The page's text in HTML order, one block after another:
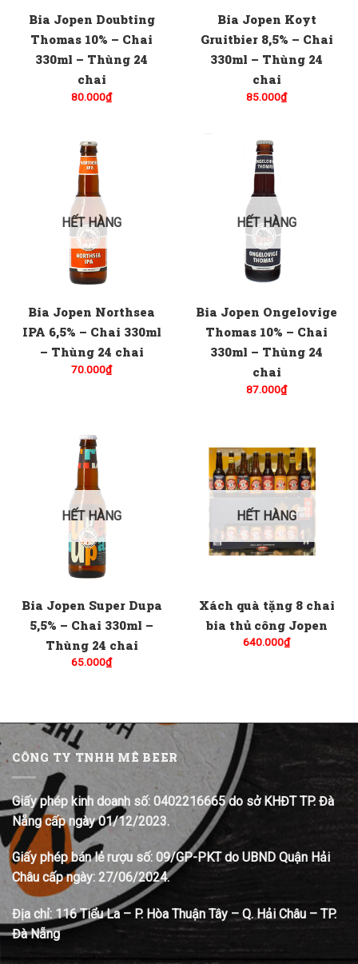
Bia Jopen Doubting
Thomas 10% – Chai
330ml – Thùng 24
chai
80.000₫
Bia Jopen Koyt
Gruitbier 8,5% – Chai
330ml – Thùng 24
chai
85.000₫
HẾT HÀNG
Bia Jopen Northsea
IPA 6,5% – Chai 330ml
– Thùng 24 chai
70.000₫
HẾT HÀNG
Bia Jopen Ongelovige
Thomas 10% – Chai
330ml – Thùng 24
chai
87.000₫
HẾT HÀNG
Bia Jopen Super Dupa
5,5% – Chai 330ml –
Thùng 24 chai
65.000₫
HẾT HÀNG
Xách quà tặng 8 chai
bia thủ công Jopen
640.000₫
CÔNG TY TNHH MÊ BEER
Giấy phép kinh doanh số: 0402216665 do sở KHĐT TP. Đà
Nẵng cấp ngày 01/12/2023.
Giấy phép bán lẻ rượu số: 09/GP-PKT do UBND Quận Hải
Châu cấp ngày: 27/06/2024.
Địa chỉ: 116 Tiểu La – P. Hòa Thuận Tây – Q. Hải Châu – TP.
Đà Nẵng